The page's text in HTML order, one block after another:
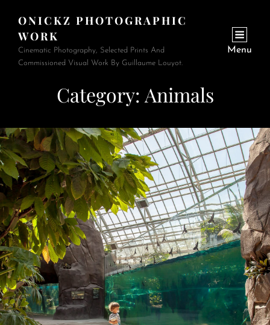
ONICKZ PHOTOGRAPHIC
WORK
Cinematic Photography, Selected Prints And
Commissioned Visual Work By Guillaume Louyot.
Menu
Category: Animals